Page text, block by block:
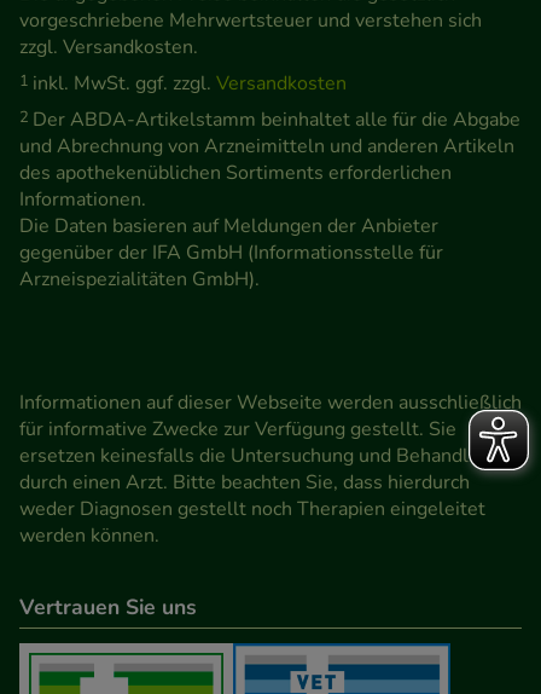
den Inhalt auf unserer Website aber auch die
Werbung auf Drittseiten möglichst relevant für Sie
zu gestalten. Bitte beachten Sie, dass Daten hierfür
Medien übertragen werden.
vorgeschriebene Mehrwertsteuer und verstehen sich
zzgl. Versandkosten.
1 inkl. MwSt. ggf. zzgl. Versandkosten
2 Der ABDA-Artikelstamm beinhaltet alle für die Abgabe
und Abrechnung von Arzneimitteln und anderen Artikeln
des apothekenüblichen Sortiments erforderlichen
Informationen.
Die Daten basieren auf Meldungen der Anbieter
gegenüber der IFA GmbH (Informationsstelle für
Arzneispezialitäten GmbH).
Informationen auf dieser Webseite werden ausschließlich
für informative Zwecke zur Verfügung gestellt. Sie
ersetzen keinesfalls die Untersuchung und Behandlung
durch einen Arzt. Bitte beachten Sie, dass hierdurch
weder Diagnosen gestellt noch Therapien eingeleitet
werden können.
Vertrauen Sie uns